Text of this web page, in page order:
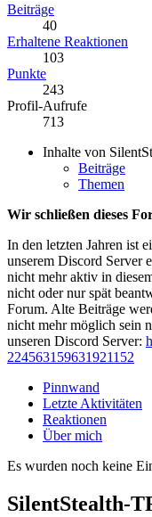
Beiträge
40
Erhaltene Reaktionen
103
Punkte
243
Profil-Aufrufe
713
Inhalte von
Beiträge
Themen
Wir schließen dieses
In den letzten Jahren ist
unserem Discord Server
nicht mehr aktiv in
nicht oder nur spät
Forum. Alte Beiträge
nicht mehr möglich sein
unseren Discord Server:
224563159631921152
Pinnwand
Letzte Aktivitäten
Reaktionen
Über mich
Es wurden noch keine
SilentStealth-